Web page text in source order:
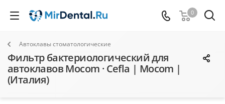
0
Автоклавы стоматологические
Фильтр бактериологический для
автоклавов Mocom · Cefla | Mocom |
(Италия)